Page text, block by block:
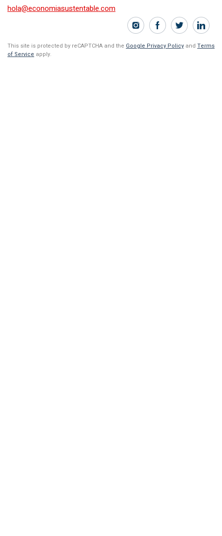
hola@economiasustentable.com
This site is protected by reCAPTCHA and the Google Privacy Policy and Terms
of Service apply.